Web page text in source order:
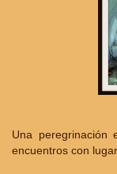
Una peregrinación
encuentros con